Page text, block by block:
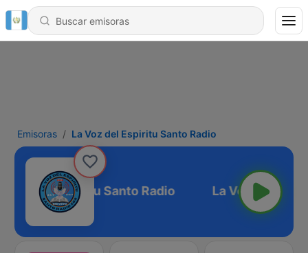
Emisoras La Voz del Espiritu Santo Radio
Voz del Espiritu Santo Radio